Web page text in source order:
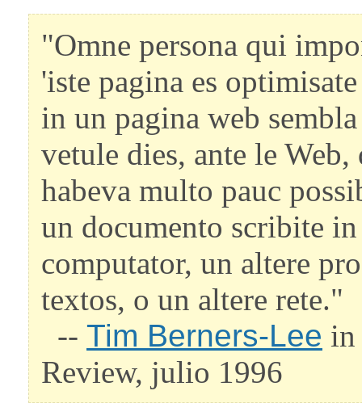
"Omne persona qui
'iste pagina es
in un pagina web
vetule dies, ante le Web,
habeva multo pauc
un documento scribite
computator, un altere
textos, o un altere rete."
-- Tim Berners-Lee in
Review, julio 1996